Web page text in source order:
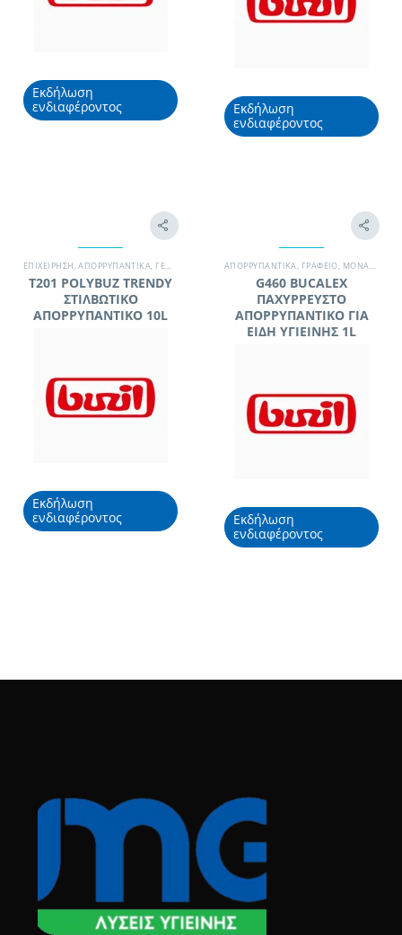
Εκδήλωση
ενδιαφέροντος
Εκδήλωση
ενδιαφέροντος
EΠΙΧΕΊΡΗΣΗ,ΑΠΟΡΡΥΠΑΝΤΙΚΆ, ΓΕΝΙΚΉΣ ΧΡΉΣΗΣ / ΔΆΠΕΔΑ ,ΜΟΝΆΔΑ ΥΓΕΊΑΣ ,ΞΕΝΟΔΟΧΕΊΟ
T201 POLYBUZ TRENDY
ΣΤΙΛΒΩΤΙΚΟ
ΑΠΟΡΡΥΠΑΝΤΙΚΟ 10L
Εκδήλωση
ενδιαφέροντος
ΑΠΟΡΡΥΠΑΝΤΙΚΆ, ΓΡΑΦΕΊΟ, ΜΟΝΆΔΑ ΥΓΕΊΑΣ
G460 ΒUCΑLΕΧ
ΠΑΧΥΡΡΕΥΣΤΟ
ΑΠΟΡΡΥΠΑΝΤΙΚΟ ΓΙΑ
ΕΙΔΗ ΥΓΙΕΙΝΗΣ 1L
Εκδήλωση
ενδιαφέροντος